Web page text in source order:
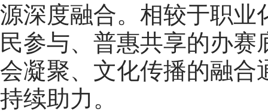
源深度融合。相较于职业
民参与、普惠共享的办
会凝聚、文化传播的融合
持续助力。